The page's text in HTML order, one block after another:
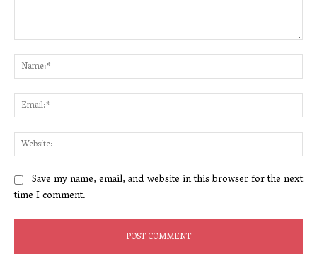
Save my name, email, and website in this browser for the next
time I comment.